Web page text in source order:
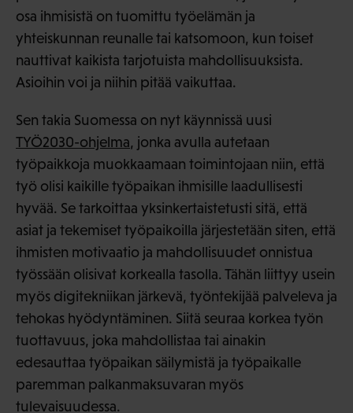
osa ihmisistä on tuomittu työelämän ja
yhteiskunnan reunalle tai katsomoon, kun toiset
nauttivat kaikista tarjotuista mahdollisuuksista.
Asioihin voi ja niihin pitää vaikuttaa.
Sen takia Suomessa on nyt käynnissä uusi
TYÖ2030-ohjelma, jonka avulla autetaan
työpaikkoja muokkaamaan toimintojaan niin, että
työ olisi kaikille työpaikan ihmisille laadullisesti
hyvää. Se tarkoittaa yksinkertaistetusti sitä, että
asiat ja tekemiset työpaikoilla järjestetään siten, että
ihmisten motivaatio ja mahdollisuudet onnistua
työssään olisivat korkealla tasolla. Tähän liittyy usein
myös digitekniikan järkevä, työntekijää palveleva ja
tehokas hyödyntäminen. Siitä seuraa korkea työn
tuottavuus, joka mahdollistaa tai ainakin
edesauttaa työpaikan säilymistä ja työpaikalle
paremman palkanmaksuvaran myös
tulevaisuudessa.